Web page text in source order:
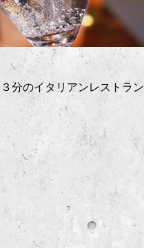
分のイタリアンレストラン